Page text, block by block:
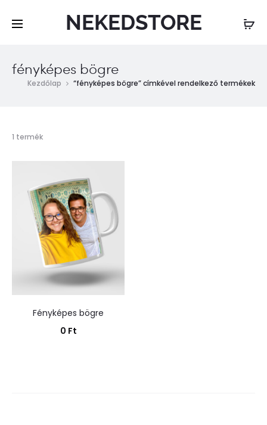
NEKEDSTORE
fényképes bögre
Kezdőlap “fényképes bögre” címkével rendelkező termékek
1 termékÖsszesen
Fényképes bögre
0 Ft